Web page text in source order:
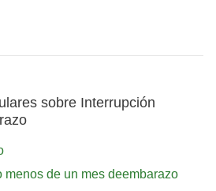
sobre Interrupción
menos de un mes deembarazo